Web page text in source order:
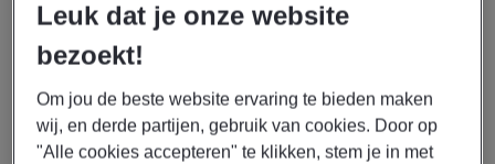
today!
warehouse workers who want to join UPS in
Eindhoven.
Leuk dat je onze website
bezoekt!
Om jou de beste website ervaring te bieden maken
wij, en derde partijen, gebruik van cookies. Door op
"Alle cookies accepteren" te klikken, stem je in met